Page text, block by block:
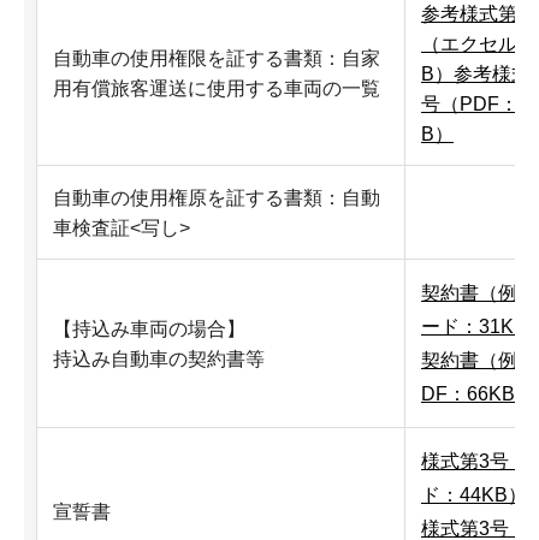
自動車の使用権限を証する書類：自家
用有償旅客運送に使用する車両の一覧
参考様式第
（エクセル
B） 参考様式
号（PDF：
B）
自動車の使用権原を証する書類：自動
車検査証<写し>
【持込み車両の場合】
持込み自動車の契約書等
契約書（例
ード：31KB
契約書（例
DF：66KB）
宣誓書
様式第3号（
ド：44KB）
様式第3号（